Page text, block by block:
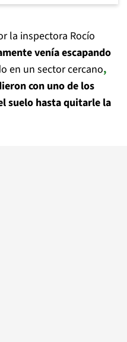
la inspectora Rocío
venía escapando
en un sector cercano,
con uno de los
suelo hasta quitarle la